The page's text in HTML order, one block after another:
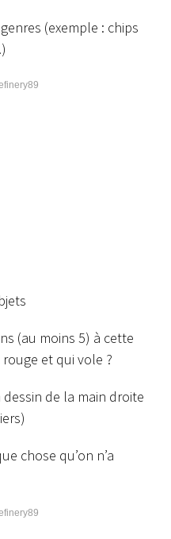
(exemple : chips
(au moins 5) à cette
rouge et qui vole ?
de la main droite
chose qu’on n’a